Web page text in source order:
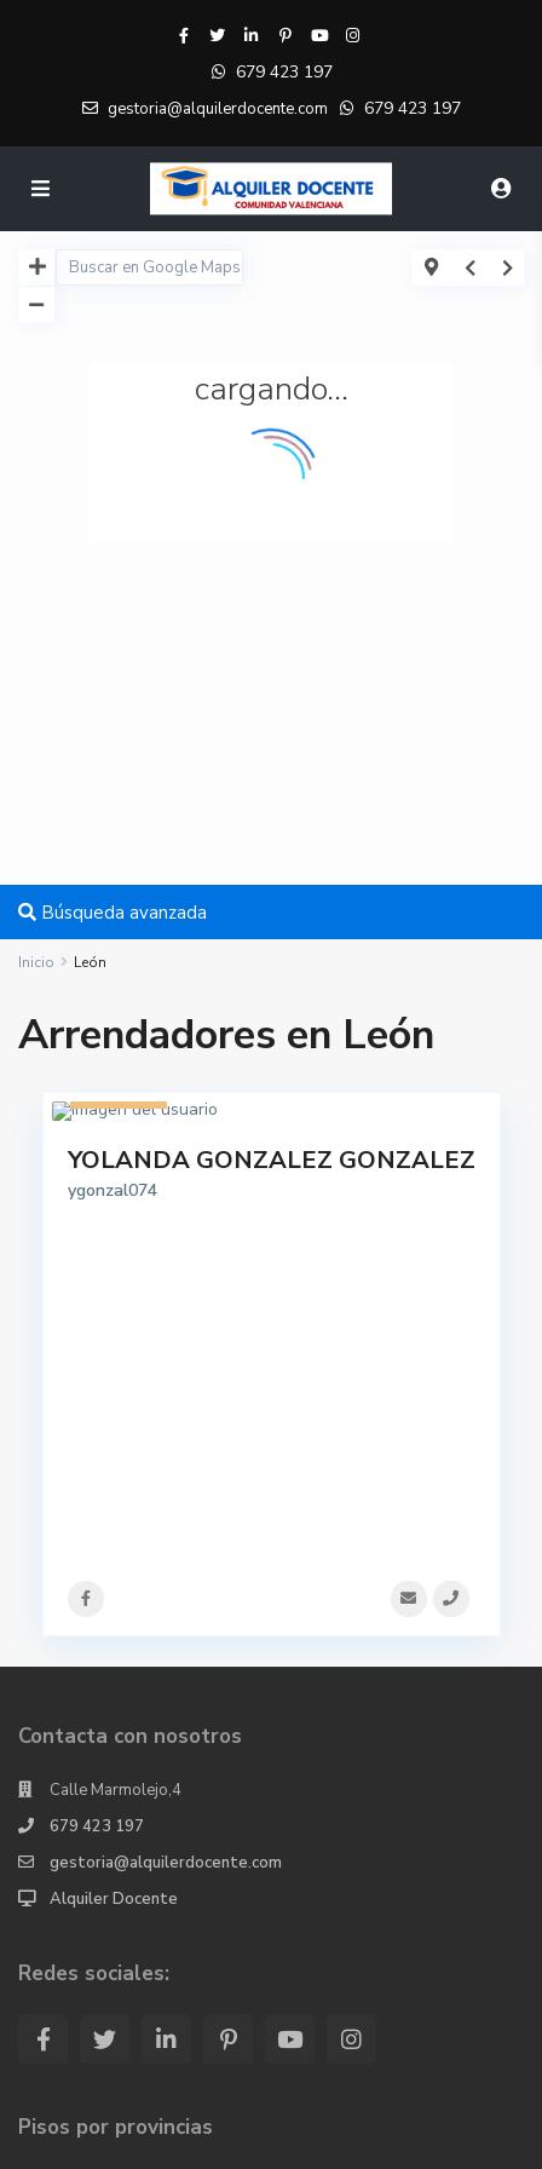
679 423 197
gestoria@alquilerdocente.com 679 423 197
cargando...
Búsqueda avanzada
Inicio León
Arrendadores en León
YOLANDA GONZALEZ GONZALEZ
ygonzal074
Contacta con nosotros
Calle Marmolejo,4
679 423 197
gestoria@alquilerdocente.com
Alquiler Docente
Redes sociales:
Pisos por provincias